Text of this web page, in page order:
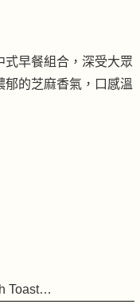
式早餐組合，深受大眾
的芝麻香氣，口感溫
Toast…